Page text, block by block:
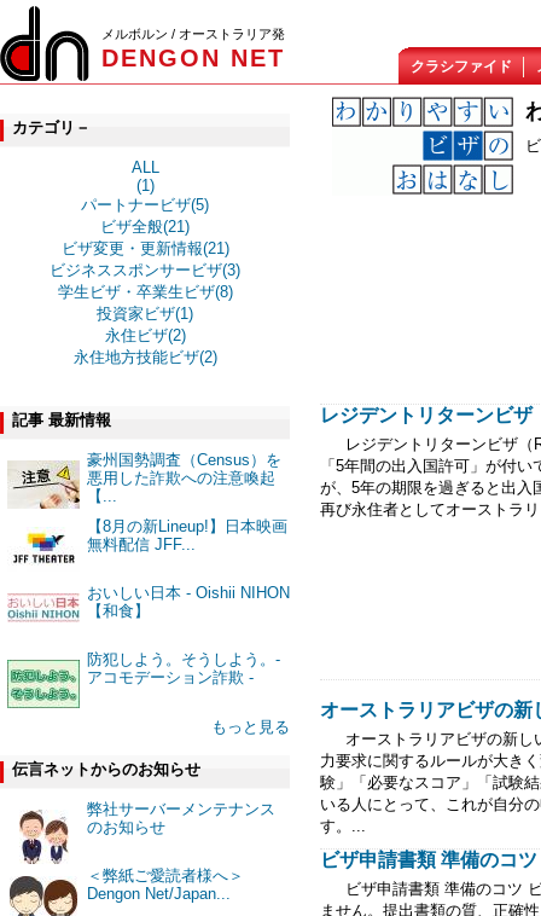
メルボルン / オーストラリア発
DENGON NET クラシファイド
カテゴリ－
ALL
(1)
パートナービザ(5)
ビザ全般(21)
ビザ変更・更新情報(21)
ビジネススポンサービザ(3)
学生ビザ・卒業生ビザ(8)
投資家ビザ(1)
永住ビザ(2)
永住地方技能ビザ(2)
記事 最新情報
豪州国勢調査（Census）を
悪用した詐欺への注意喚起
【...
【8月の新Lineup!】日本映画
無料配信 JFF...
おいしい日本 - Oishii NIHON
【和食】
防犯しよう。そうしよう。-
アコモデーション詐欺 -
もっと見る
伝言ネットからのお知らせ
弊社サーバーメンテナンス
のお知らせ
＜弊紙ご愛読者様へ＞
Dengon Net/Japan...
レジデントリターンビ
レジデントリターンビザ（
「5年間の出入国許可」が付
が、5年の期限を過ぎると出入
再び永住者としてオーストラ
オーストラリアビザの新
オーストラリアビザの新し
力要求に関するルールが大き
験」「必要なスコア」「試験
いる人にとって、これが自分
す。...
ビザ申請書類 準備のコ
ビザ申請書類 準備のコツ ビ
ません。提出書類の質、正確